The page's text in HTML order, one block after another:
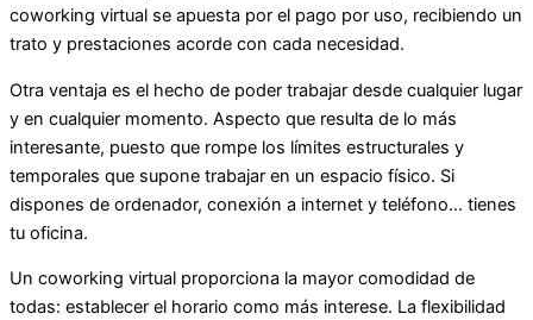
coworking virtual se apuesta por el pago por uso, recibiendo un
trato y prestaciones acorde con cada necesidad.
Otra ventaja es el hecho de poder trabajar desde cualquier lugar
y en cualquier momento. Aspecto que resulta de lo más
interesante, puesto que rompe los límites estructurales y
temporales que supone trabajar en un espacio físico. Si
dispones de ordenador, conexión a internet y teléfono… tienes
tu oficina.
Un coworking virtual proporciona la mayor comodidad de
todas: establecer el horario como más interese. La flexibilidad